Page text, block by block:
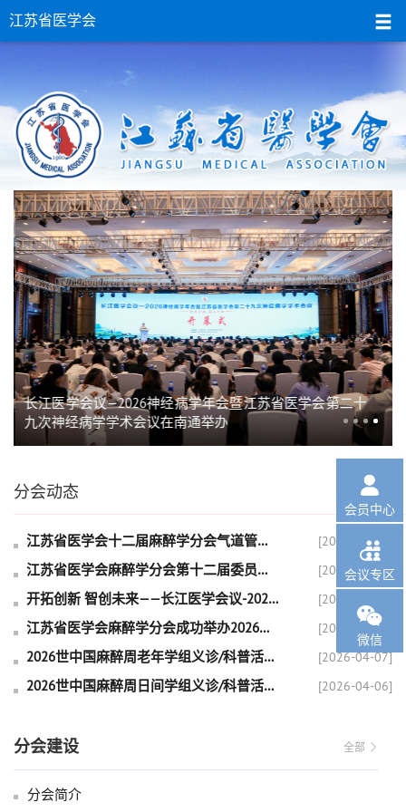
江苏省医学会
长江医学会议—2026神经病学年会暨江苏省医学会第二十
九次神经病学学术会议在南通举办
分会动态 全部 
江苏省医学会十二届麻醉学分会气道管理学组工作会议纪要
[2026-05-22]
江苏省医学会麻醉学分会第十二届委员会 心胸麻醉学组工作会议纪要
[2026-05-22]
开拓创新 智创未来——长江医学会议-2026麻醉学年会暨江苏省医学会第三十一次麻醉学学术会议在无锡举办
[2026-05-21]
江苏省医学会麻醉学分会成功举办2026年麻醉科研专题学术会议
[2026-04-28]
2026世中国麻醉周老年学组义诊/科普活动总结
[2026-04-07]
2026世中国麻醉周日间学组义诊/科普活动总结
[2026-04-06]
分会建设 全部 
分会简介

会员中心

会议专区

微信